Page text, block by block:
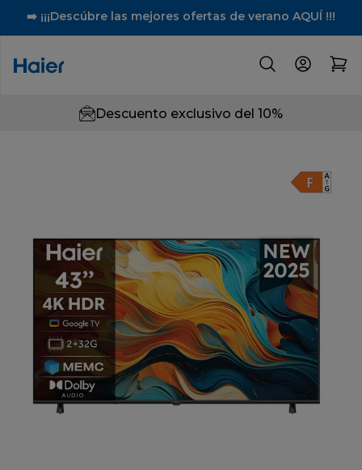
➡️ ¡¡¡Descúbre las mejores ofertas de verano AQUÍ !!!
Descuento exclusivo del 10%